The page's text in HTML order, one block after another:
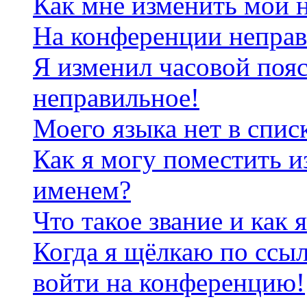
На конференции
Я изменил часовой
неправильное!
Моего языка нет в
Как я могу поместить
именем?
Что такое звание и как
Когда я щёлкаю по
войти на конференцию!